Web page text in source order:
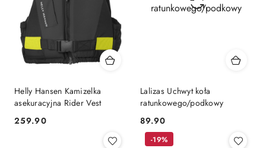
Helly Hansen Kamizelka
asekuracyjna Rider Vest
Cena:
259.90
Lalizas Uchwyt koła
ratunkowego/podkowy
Cena:
89.90
-19%